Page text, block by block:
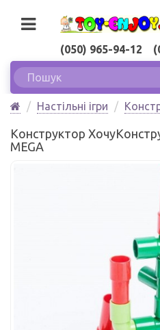
(050) 965-94-12
Настільні ігри
Конструктор
MEGA